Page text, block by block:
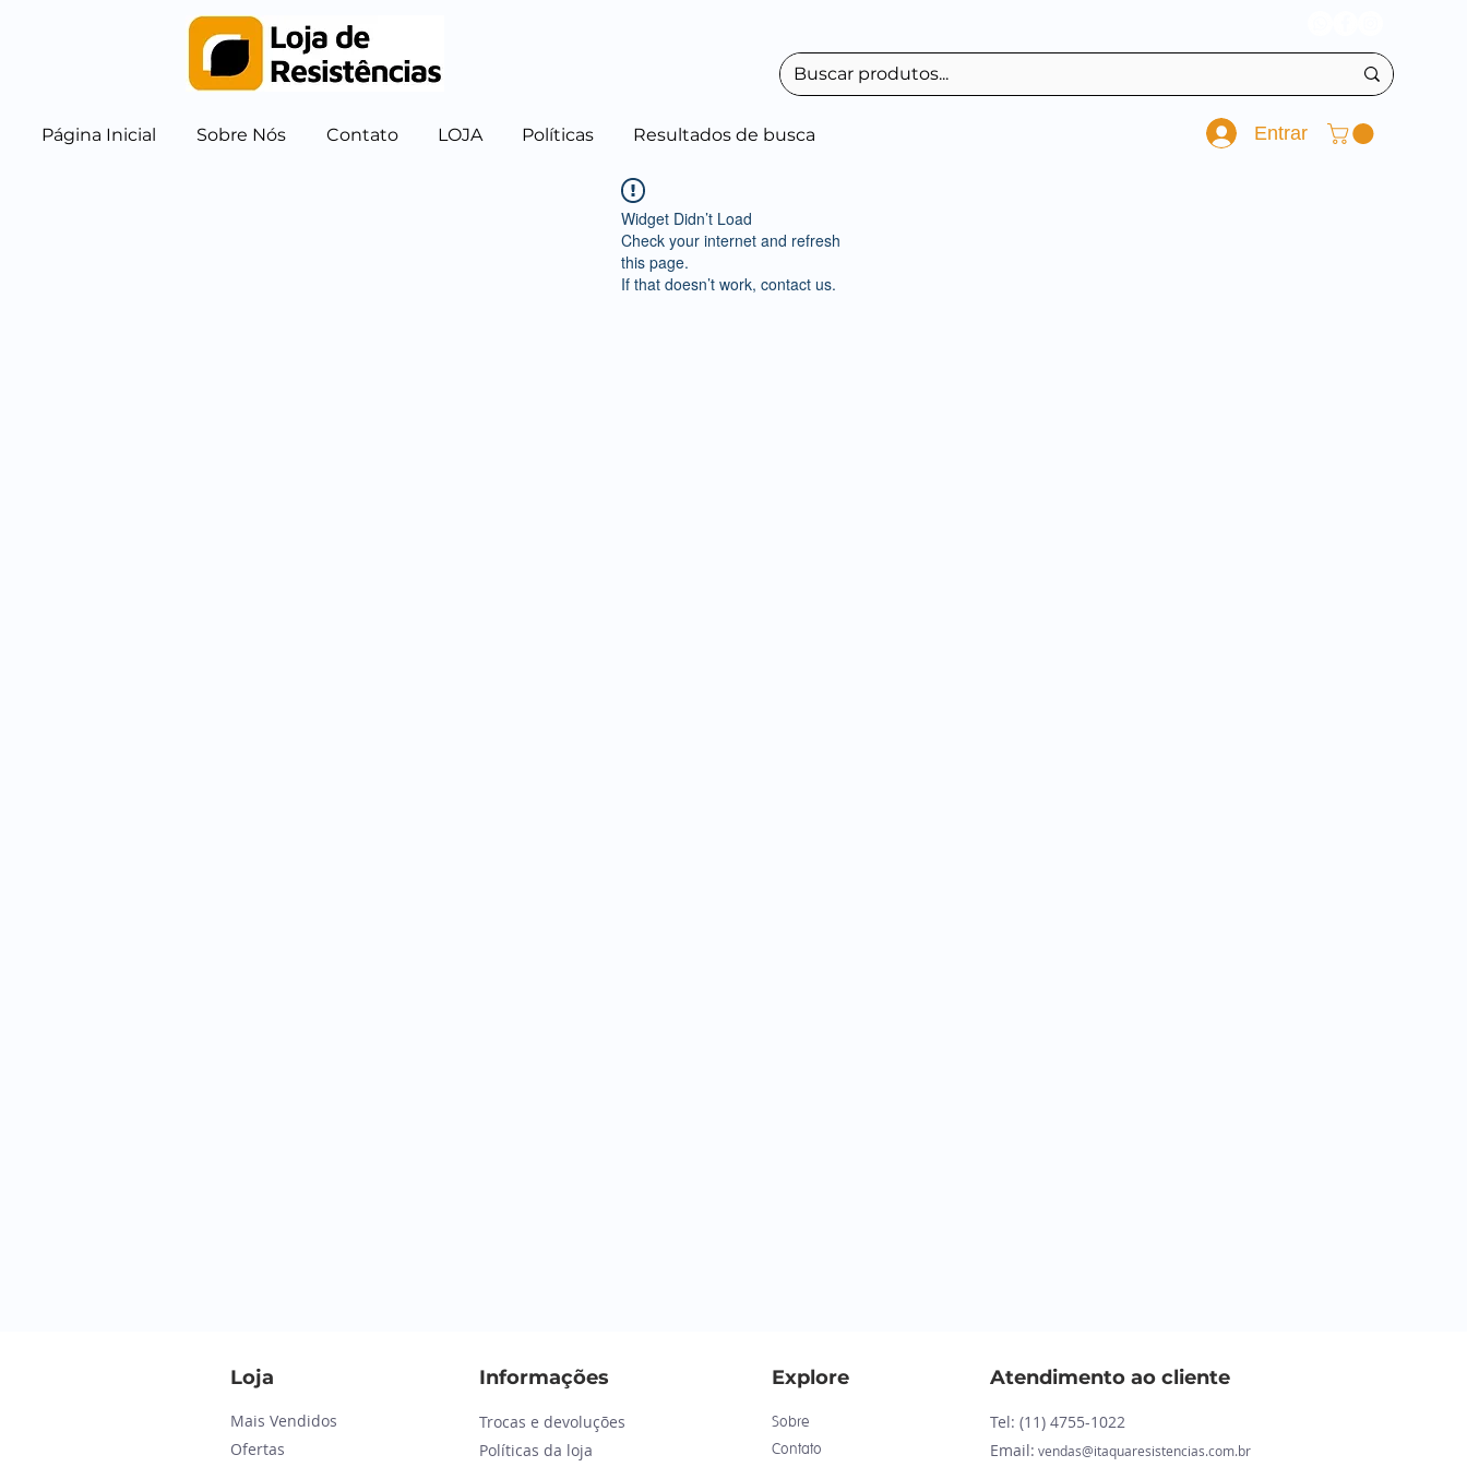
Página Inicial Sobre Nós Contato LOJA Políticas Resultados de busca Entrar
Widget Didn’t Load
Check your internet and refresh
this page.
If that doesn’t work, contact us.
Loja
Mais Vendidos
Ofertas
Informações
Trocas e devoluções
Políticas da loja
Explore
Sobre
Contato
Atendimento ao cliente
Tel: (11) 4755-1022
Email: vendas@itaquaresistencias.com.br